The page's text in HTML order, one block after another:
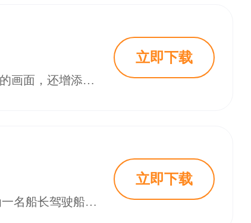
趣游捕鱼旧版本是一款好玩刺激的经典捕鱼类休闲手游，不仅真实还原了街机捕鱼的画面，还增添了多个不同的海域，玩家可以在游戏中查看每个海域中的鱼类资源以及倍率情况，选择性进入海域，通过炮台进行捕鱼。在趣游捕鱼游戏中不仅仅能单人捕鱼，还能与其他玩家联网在线捕鱼，共同大杀四方，加入了线上赛、积分榜、龙宫等全新的玩法，多种有趣的活动以及丰厚的奖励。另外，趣游捕鱼游戏内有着超多不同种类的鱼种，捕获每一种鱼所获得
立即下载
姚记捕鱼手游安卓最新版是一款十分有趣的3D捕鱼游戏。在这款游戏中玩家将作为一名船长驾驶船只前往海上捕鱼，各种各样的海洋生物都可以通过捕鱼大炮捕捞，其中甚至还有那些传说中的海洋生物。姚记捕鱼玩家可以升级自己的捕鱼大炮来提高捕捉稀有物种的概率，还可以提高倍率来一次性获得更高的分数，瞄准那些珍稀物种发射炮弹吧。
立即下载